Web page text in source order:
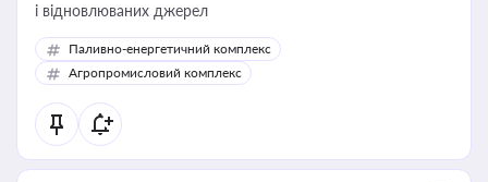
і відновлюваних джерел
Паливно-енергетичний комплекс
Агропромисловий комплекс